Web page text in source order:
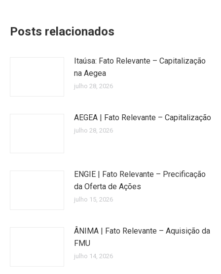
Posts relacionados
Itaúsa: Fato Relevante – Capitalização
na Aegea
julho 28, 2026
AEGEA | Fato Relevante – Capitalização
julho 28, 2026
ENGIE | Fato Relevante – Precificação
da Oferta de Ações
julho 15, 2026
ÂNIMA | Fato Relevante – Aquisição da
FMU
julho 14, 2026